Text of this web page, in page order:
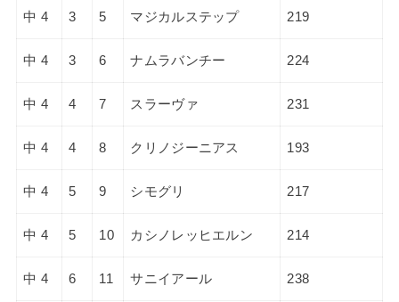
中 4 3 5 マジカルステップ 219
中 4 3 6 ナムラバンチー 224
中 4 4 7 スラーヴァ 231
中 4 4 8 クリノジーニアス 193
中 4 5 9 シモグリ 217
中 4 5 10 カシノレッヒエルン 214
中 4 6 11 サニイアール 238